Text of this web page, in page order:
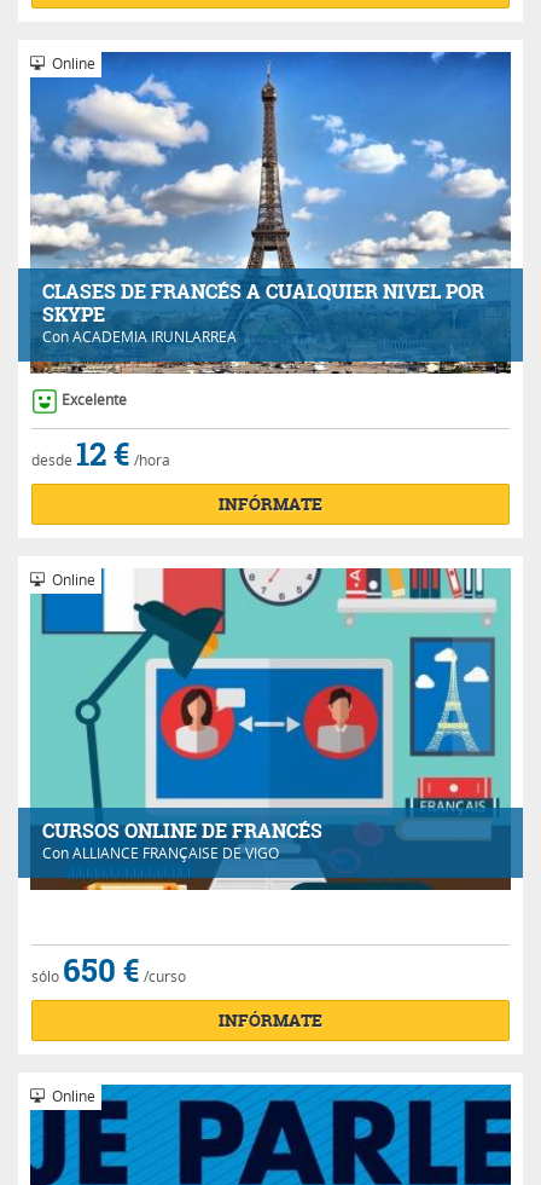
CLASES DE FRANCÉS A CUALQUIER NIVEL POR
SKYPE
ConACADEMIA IRUNLARREA
Online
Excelente
desde 12 € /hora
INFÓRMATE
CURSOS ONLINE DE FRANCÉS
ConALLIANCE FRANÇAISE DE VIGO
Online
sólo 650 € /curso
INFÓRMATE
Online